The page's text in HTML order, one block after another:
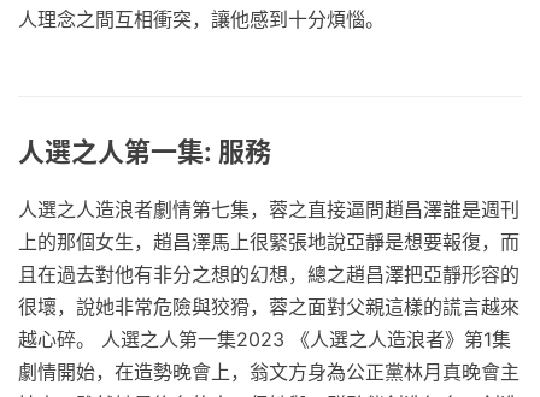
人理念之間互相衝突，讓他感到十分煩惱。
人選之人第一集: 服務
人選之人造浪者劇情第七集，蓉之直接逼問趙昌澤誰是週刊
上的那個女生，趙昌澤馬上很緊張地說亞靜是想要報復，而
且在過去對他有非分之想的幻想，總之趙昌澤把亞靜形容的
很壞，說她非常危險與狡猾，蓉之面對父親這樣的謊言越來
越心碎。 人選之人第一集2023 《人選之人造浪者》第1集
劇情開始，在造勢晚會上，翁文方身為公正黨林月真晚會主